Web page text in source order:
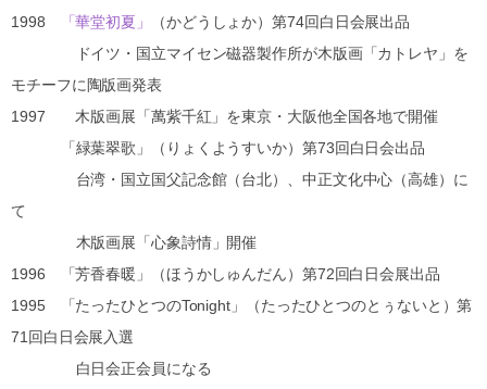
1998
「華堂初夏」
（かどうしょか）第74回白日会展出品
ドイツ・国立マイセン磁器製作所が木版画「カトレヤ」を
モチーフに陶版画発表
1997 木版画展「萬紫千紅」を東京・大阪他全国各地で開催
「緑葉翠歌」（りょくようすいか）第73回白日会出品
台湾・国立国父記念館（台北）、中正文化中心（高雄）に
て
木版画展「心象詩情」開催
1996 「芳香春暖」（ほうかしゅんだん）第72回白日会展出品
1995 「たったひとつのTonight」（たったひとつのとぅないと）第
71回白日会展入選
白日会正会員になる